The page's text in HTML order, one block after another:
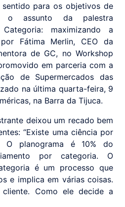
para os objetivos de
o assunto da palestra
maximizando a
Fátima Merlin, CEO da
de GC, no Workshop
em parceria com a
de Supermercados das
na última quarta-feira, 9
na Barra da Tijuca.
deixou um recado bem
“Existe uma ciência por
O planograma é 10% do
por categoria. O
é um processo que
e implica em várias coisas.
cliente. Como ele decide a